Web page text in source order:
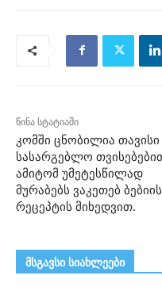
წინა სტატიაში
კომში ცნობილია თავისი
სასარგებლო
ამიტომ უმეტესწილად
მურაბებს ვაკეთებ ბებიის
რეცეპტის მიხედვით.
მსგავსი სიახლეები